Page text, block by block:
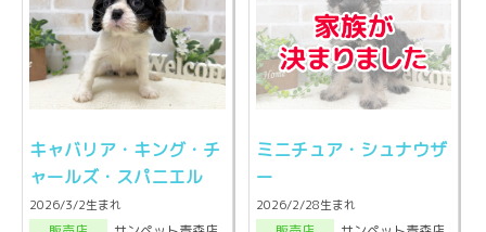
キャバリア・キング・チ
ャールズ・スパニエル
2026/3/2生まれ
ミニチュア・シュナウザ
ー
2026/2/28生まれ